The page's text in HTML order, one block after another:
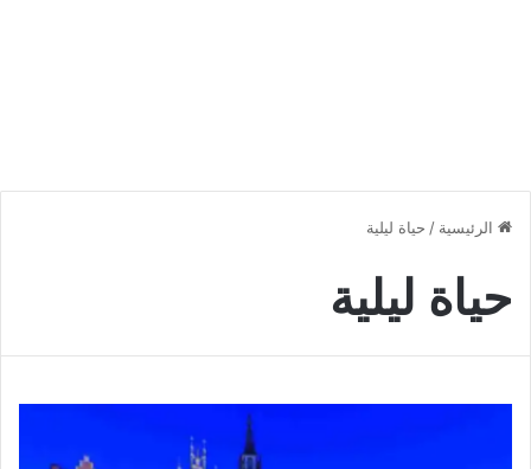
الرئيسية / حياة ليلية
حياة ليلية